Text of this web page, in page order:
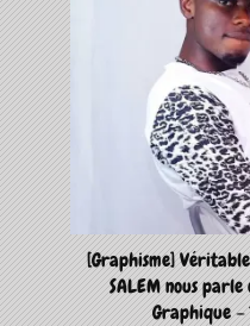
[Graphisme]
SALEM nous
Graphique –